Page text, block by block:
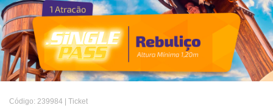
Código: 239984 | Ticket